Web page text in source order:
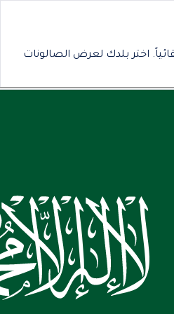
اختر بلدك لعرض الصالونات